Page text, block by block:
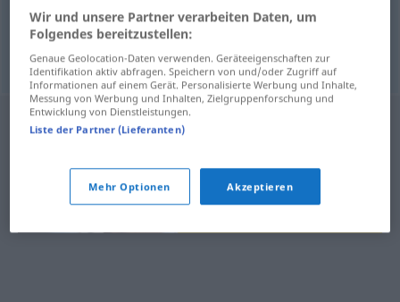
Kleisterm lep
Wir und unsere Partner verarbeiten Daten, um
Folgendes bereitzustellen:
Genaue Geolocation-Daten verwenden. Geräteeigenschaften zur
Identifikation aktiv abfragen. Speichern von und/oder Zugriff auf
Informationen auf einem Gerät. Personalisierte Werbung und Inhalte,
Messung von Werbung und Inhalten, Zielgruppenforschung und
Entwicklung von Dienstleistungen.
Liste der Partner (Lieferanten)
Mehr Optionen Akzeptieren